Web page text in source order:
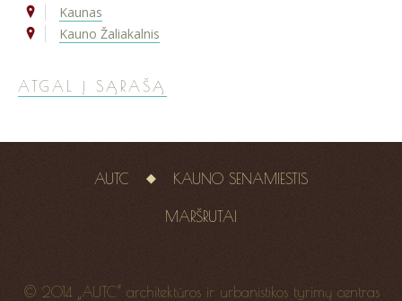
Kaunas
Kauno Žaliakalnis
ATGAL Į SĄRAŠĄ
AUTC KAUNO SENAMIESTIS
MARŠRUTAI
© 2014 „AUTC“ architektūros ir urbanistikos tyrimų centras